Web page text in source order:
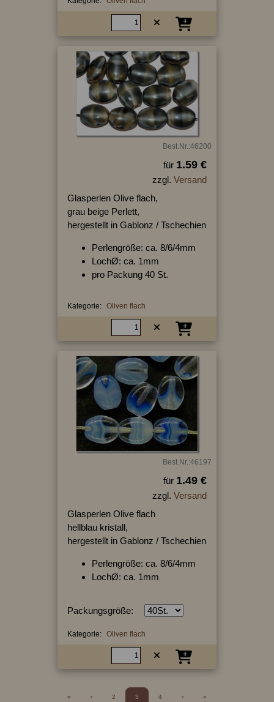
Best.Nr.:46200
für 1.59 €
zzgl. Versand
Glasperlen Olive flach,
grau beige Perlett,
hergestellt in Gablonz / Tschechien
Perlengröße: ca. 8/6/4mm
LochØ: ca. 1mm
pro Packung 40 St.
Kategorie: Oliven flach
Best.Nr.:46197
für 1.49 €
zzgl. Versand
Glasperlen Olive flach
hellblau kristall,
hergestellt in Gablonz / Tschechien
Perlengröße: ca. 8/6/4mm
LochØ: ca. 1mm
Packungsgröße:
Kategorie: Oliven flach
« ‹ 2 3 4 › »